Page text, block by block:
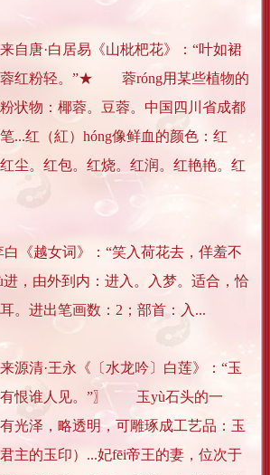
唐·白居易《山枇杷花》：“叶如裙
蓉红粉轻。”★ 蓉róng用某些植物的
状物：椰蓉。豆蓉。中国四川省成都
...红（紅）hóng像鲜血的颜色：红
尘。红包。红烧。红润。红艳艳。红
《越女词》：“笑入荷花去，佯羞不
由外到内：进入。入梦。适合，恰
。进出笔画数：2；部首：入...
源清·王永《〔水龙吟〕白莲》：“玉
有恨谁人见。”〗 玉yù石头的一
光泽，略透明，可雕琢成工艺品：玉
主的玉印）...妃fēi帝王的妻，位次于